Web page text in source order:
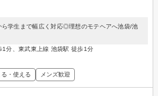
ら学生まで幅広く対応◎理想のモテヘアへ池袋/池
1分、東武東上線 池袋駅 徒歩1分
・使える メンズ歓迎